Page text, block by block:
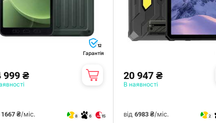
12
Гарантія
999 ₴
1667 ₴/міс. 8 6 15
20 947 ₴
В наявності
від6983 ₴/міс. 2